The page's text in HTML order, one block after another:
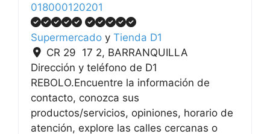
018000120201
Supermercado y Tienda D1
CR 29 17 2, BARRANQUILLA
Dirección y teléfono de D1
REBOLO.Encuentre la información de
contacto, conozca sus
productos/servicios, opiniones, horario de
atención, explore las calles cercanas o